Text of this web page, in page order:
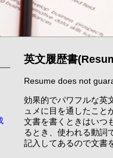
英文履歴書
Resume does not
効果的でパワフルな英
ュメに目を通したこと
文書を書くときはいつ
るとき、使われる動詞
記入してあるので文書